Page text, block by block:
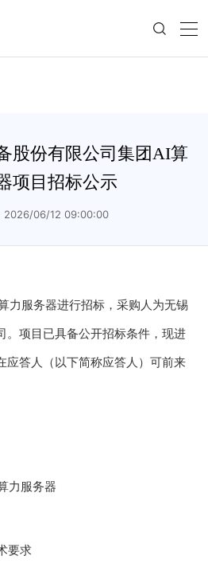
股份有限公司集团AI算
项目招标公示
2026/06/12 09:00:00
力服务器进行招标，采购人为无锡
。项目已具备公开招标条件，现进
应答人（以下简称应答人）可前来
力服务器
要求